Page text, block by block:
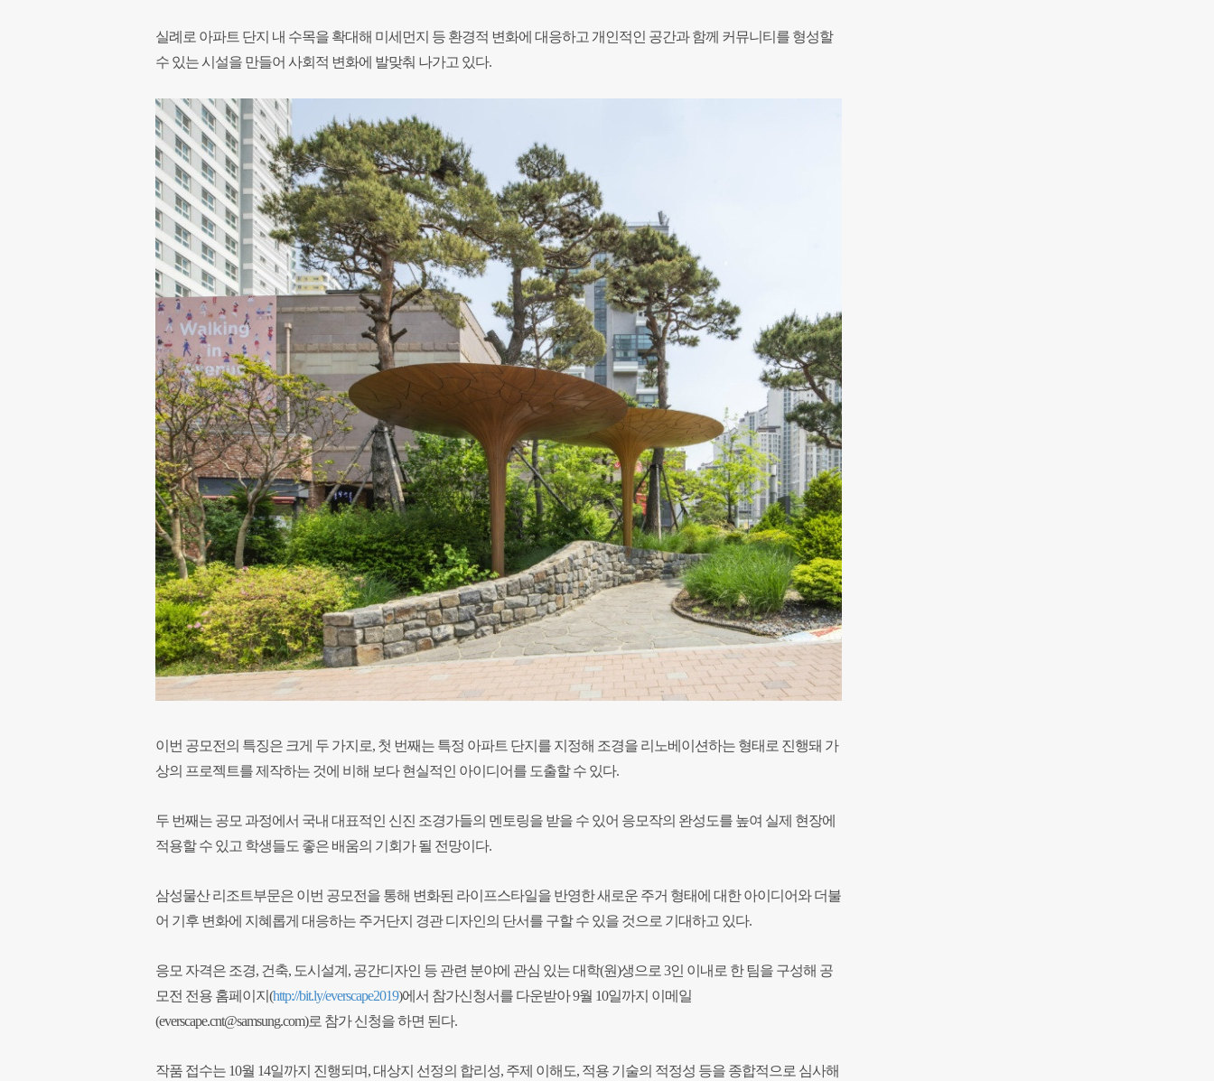
실례로 아파트 단지 내 수목을 확대해 미세먼지 등 환경적 변화에 대응하고 개인적인 공간과 함께 커뮤니티를 형성할
수 있는 시설을 만들어 사회적 변화에 발맞춰 나가고 있다.
이번 공모전의 특징은 크게 두 가지로, 첫 번째는 특정 아파트 단지를 지정해 조경을 리노베이션하는 형태로 진행돼 가
상의 프로젝트를 제작하는 것에 비해 보다 현실적인 아이디어를 도출할 수 있다.
두 번째는 공모 과정에서 국내 대표적인 신진 조경가들의 멘토링을 받을 수 있어 응모작의 완성도를 높여 실제 현장에
적용할 수 있고 학생들도 좋은 배움의 기회가 될 전망이다.
삼성물산 리조트부문은 이번 공모전을 통해 변화된 라이프스타일을 반영한 새로운 주거 형태에 대한 아이디어와 더불
어 기후 변화에 지혜롭게 대응하는 주거단지 경관 디자인의 단서를 구할 수 있을 것으로 기대하고 있다.
응모 자격은 조경, 건축, 도시설계, 공간디자인 등 관련 분야에 관심 있는 대학(원)생으로 3인 이내로 한 팀을 구성해 공
모전 전용 홈페이지(http://bit.ly/everscape2019)에서 참가신청서를 다운받아 9월 10일까지 이메일
(everscape.cnt@samsung.com)로 참가 신청을 하면 된다.
작품 접수는 10월 14일까지 진행되며, 대상지 선정의 합리성, 주제 이해도, 적용 기술의 적정성 등을 종합적으로 심사해